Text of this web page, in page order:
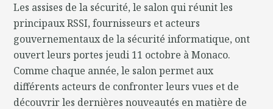
Les assises de la sécurité, le salon qui réunit les
principaux RSSI, fournisseurs et acteurs
gouvernementaux de la sécurité informatique, ont
ouvert leurs portes jeudi 11 octobre à Monaco.
Comme chaque année, le salon permet aux
différents acteurs de confronter leurs vues et de
découvrir les dernières nouveautés en matière de